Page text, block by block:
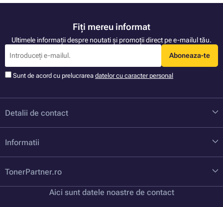
Fiți mereu informat
Ultimele informații despre noutati și promoții direct pe e-mailul tău.
Aboneaza-te
Sunt de acord cu prelucrarea datelor cu caracter personal
Detalii de contact
Informatii
TonerPartner.ro
Aici sunt datele noastre de contact